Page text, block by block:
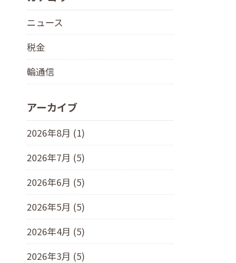
ニュース
税金
輪通信
アーカイブ
2026年8月 (1)
2026年7月 (5)
2026年6月 (5)
2026年5月 (5)
2026年4月 (5)
2026年3月 (5)